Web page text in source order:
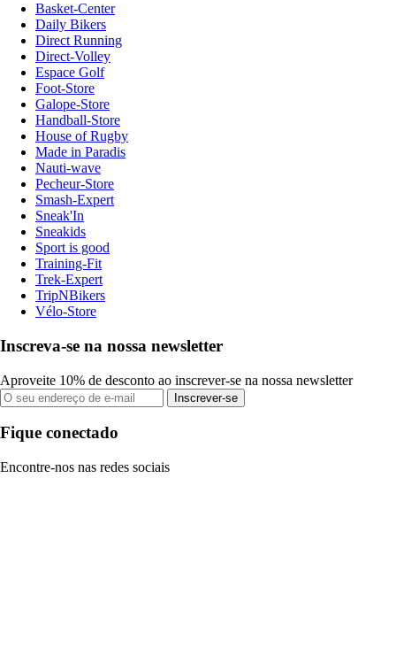
Basket-Center
Daily Bikers
Direct Running
Direct-Volley
Espace Golf
Foot-Store
Galope-Store
Handball-Store
House of Rugby
Made in Paradis
Nauti-wave
Pecheur-Store
Smash-Expert
Sneak'In
Sneakids
Sport is good
Training-Fit
Trek-Expert
TripNBikers
Vélo-Store
Inscreva-se na nossa newsletter
Aproveite 10% de desconto ao inscrever-se na nossa newsletter
Inscrever-se
Fique conectado
Encontre-nos nas redes sociais